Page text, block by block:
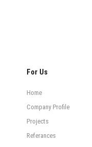
For Us
Home
Company Profile
Projects
Referances